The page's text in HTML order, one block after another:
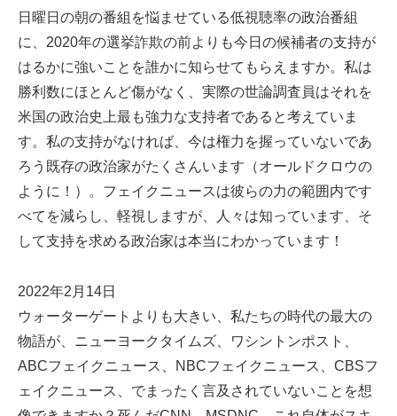
日曜日の朝の番組を悩ませている低視聴率の政治番組
に、2020年の選挙詐欺の前よりも今日の候補者の支持が
はるかに強いことを誰かに知らせてもらえますか。私は
勝利数にほとんど傷がなく、実際の世論調査員はそれを
米国の政治史上最も強力な支持者であると考えていま
す。私の支持がなければ、今は権力を握っていないであ
ろう既存の政治家がたくさんいます（オールドクロウの
ように！）。フェイクニュースは彼らの力の範囲内です
べてを減らし、軽視しますが、人々は知っています、そ
して支持を求める政治家は本当にわかっています！
2022年2月14日
ウォーターゲートよりも大きい、私たちの時代の最大の
物語が、ニューヨークタイムズ、ワシントンポスト、
ABCフェイクニュース、NBCフェイクニュース、CBSフ
ェイクニュース、でまったく言及されていないことを想